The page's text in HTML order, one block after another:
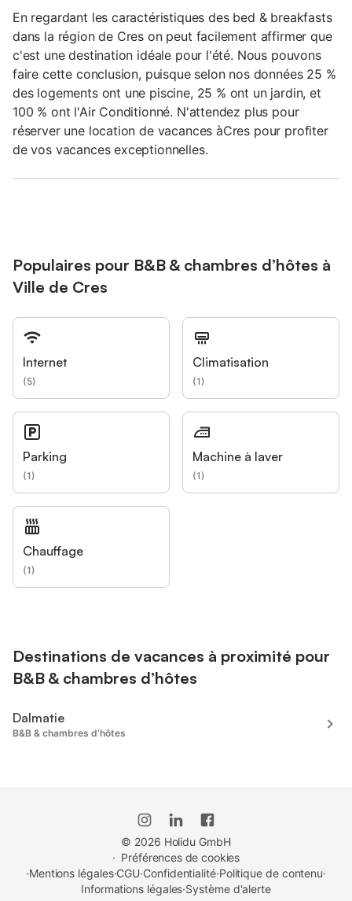
En regardant les caractéristiques des bed & breakfasts
dans la région de Cres on peut facilement affirmer que
c'est une destination idéale pour l'été. Nous pouvons
faire cette conclusion, puisque selon nos données 25 %
des logements ont une piscine, 25 % ont un jardin, et
100 % ont l'Air Conditionné. N'attendez plus pour
réserver une location de vacances àCres pour profiter
de vos vacances exceptionnelles.
Populaires pour B&B & chambres d’hôtes à
Ville de Cres
Internet
(5)
Climatisation
(1)
Parking
(1)
Machine à laver
(1)
Chauffage
(1)
Destinations de vacances à proximité pour
B&B & chambres d’hôtes
Dalmatie
B&B & chambres d’hôtes
© 2026 Holidu GmbH
· Préférences de cookies
·Mentions légales·CGU·Confidentialité·Politique de contenu·
Informations légales·Système d'alerte